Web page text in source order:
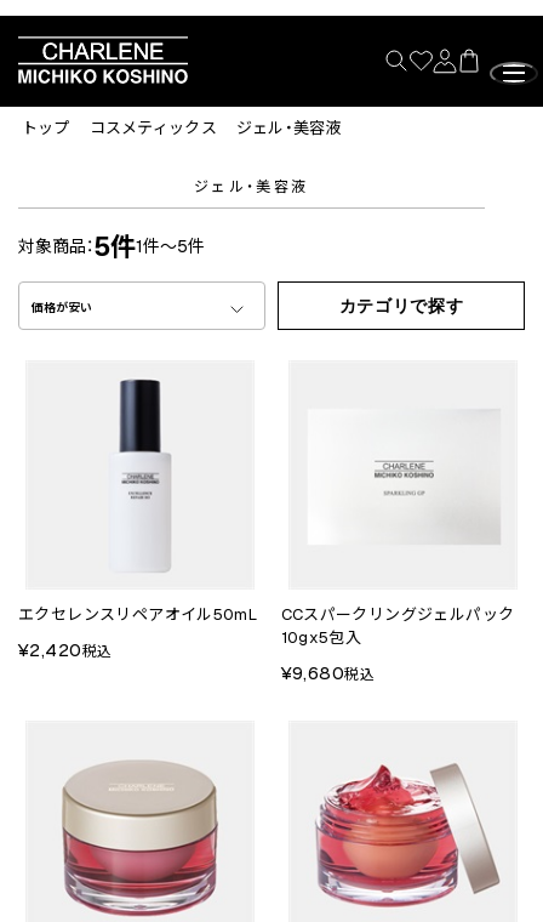
トップ コスメティックス ジェル・美容液
ジェル・美容液
対象商品：5件1件～5件
価格が安い カテゴリで探す
エクセレンスリペアオイル50mL
¥2,420税込
CCスパークリングジェルパック
10gx5包入
¥9,680税込